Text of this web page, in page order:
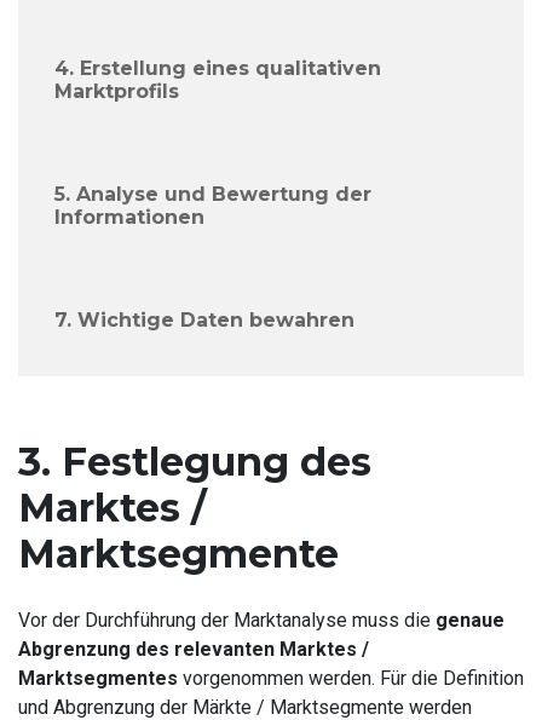
4. Erstellung eines qualitativen
Marktprofils
5. Analyse und Bewertung der
Informationen
7. Wichtige Daten bewahren
3. Festlegung des
Marktes /
Marktsegmente
Vor der Durchführung der Marktanalyse muss die genaue
Abgrenzung des relevanten Marktes /
Marktsegmentes vorgenommen werden. Für die Definition
und Abgrenzung der Märkte / Marktsegmente werden